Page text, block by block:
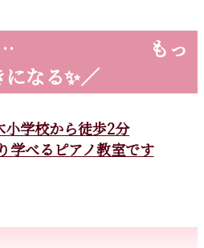
こと… もっ
になる✨／
小学校から徒歩2分
学べるピアノ教室です